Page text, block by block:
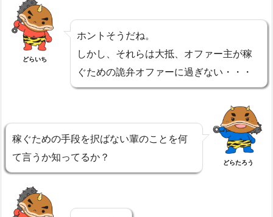
どらいち
ホントそうだね。
しかし、それらは大抵、オファー主が稼
ぐための詭弁オファーに過ぎない・・・
稼ぐための手段を択ばない輩のことを何
て言うか知ってるか？
どらたろう